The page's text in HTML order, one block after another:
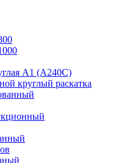
А1 (А240C)
круглый раскатка